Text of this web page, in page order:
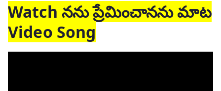
Watch నను ప్రేమించానను మాట
Video Song